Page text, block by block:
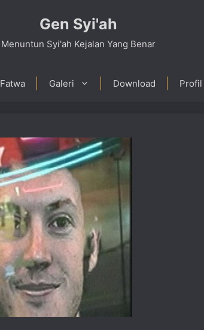
Gen Syi'ah
Menuntun Syi'ah Kejalan Yang Benar
Fatwa Galeri Download Profil